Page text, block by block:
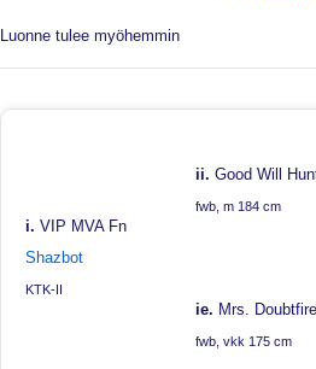
Luonne tulee myöhemmin
i. VIP MVA Fn
Shazbot
KTK-II
ii. Good Will
fwb, m 184 cm
ie. Mrs. Doubtfire
fwb, vkk 175 cm